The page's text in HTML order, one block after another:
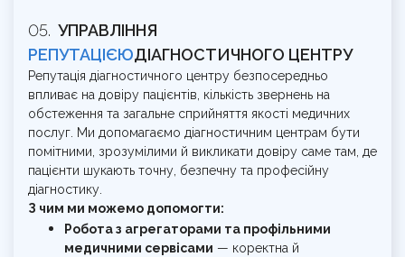
УПРАВЛІННЯ
РЕПУТАЦІЄЮДІАГНОСТИЧНОГО ЦЕНТРУ
Репутація діагностичного центру безпосередньо
впливає на довіру пацієнтів, кількість звернень на
обстеження та загальне сприйняття якості медичних
послуг. Ми допомагаємо діагностичним центрам бути
помітними, зрозумілими й викликати довіру саме там, де
пацієнти шукають точну, безпечну та професійну
діагностику.
З чим ми можемо допомогти:
Робота з агрегаторами та профільними
медичними сервісами — коректна й